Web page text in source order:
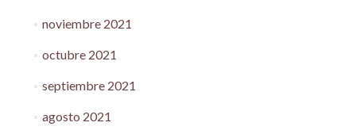
noviembre 2021
octubre 2021
septiembre 2021
agosto 2021